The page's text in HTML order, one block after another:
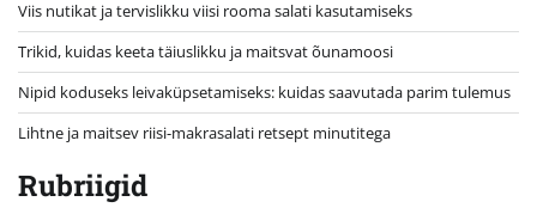
Viis nutikat ja tervislikku viisi rooma salati kasutamiseks
Trikid, kuidas keeta täiuslikku ja maitsvat õunamoosi
Nipid koduseks leivaküpsetamiseks: kuidas saavutada parim tulemus
Lihtne ja maitsev riisi-makrasalati retsept minutitega
Rubriigid